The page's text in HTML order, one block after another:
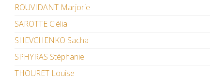
ROUVIDANT Marjorie
SAROTTE Clélia
SHEVCHENKO Sacha
SPHYRAS Stéphanie
THOURET Louise